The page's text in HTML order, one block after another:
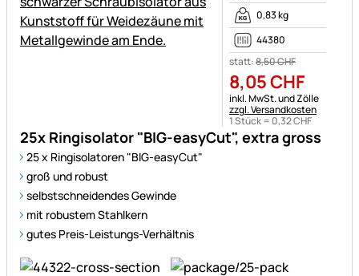
25x Ringisolator "BIG-easyCut", extra gross
25 x Ringisolatoren "BIG-easyCut"
groß und robust
selbstschneidendes Gewinde
mit robustem Stahlkern
gutes Preis-Leistungs-Verhältnis
0,83 kg
44380
statt:8,50CHF
8,05CHF
Steuerhinweis:
inkl. MwSt. und Zölle
zzgl. Versandkosten
1 Stück = 0,32CHF